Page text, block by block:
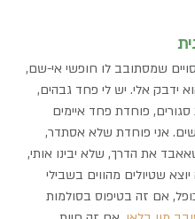
שמסתובב לו חופשי אי-שם,
ידבק אלי. יש לי פחד גבהים,
פוחדת פחד איימים
אני פוחדת שלא אסתדר,
את הדרך, שלא יבינו אותי,
שטיולים מהווים בשבילי
אם זה בטיפוס בסולמות